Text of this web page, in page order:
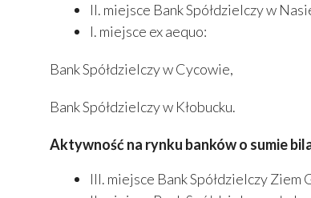
II. miejsce Bank Spółdzielczy w
I. miejsce ex aequo:
Bank Spółdzielczy w Cycowie,
Bank Spółdzielczy w Kłobucku.
Aktywność na rynku banków o sumie
III. miejsce Bank Spółdzielczy Ziem